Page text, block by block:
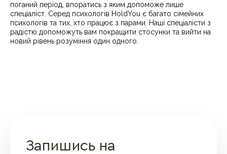
поганий період, впоратись з яким допоможе лише
спеціаліст. Серед психологів HoldYou є багато сімейних
психологів та тих, хто працює з парами. Наші спеціалісти з
радістю допоможуть вам покращити стосунки та вийти на
новий рівень розуміння один одного.
Запишись на